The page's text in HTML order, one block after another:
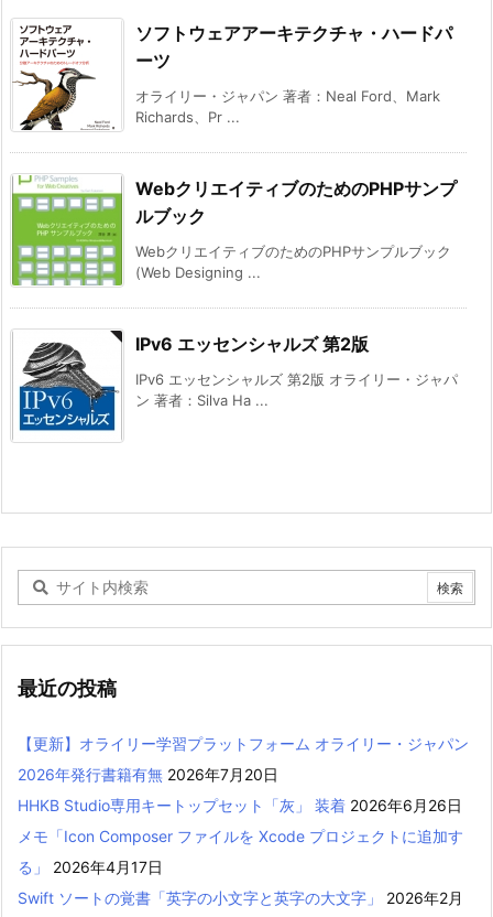
ソフトウェアアーキテクチャ・ハードパ
ーツ
オライリー・ジャパン 著者：Neal Ford、Mark
Richards、Pr ...
WebクリエイティブのためのPHPサンプ
ルブック
WebクリエイティブのためのPHPサンプルブック
(Web Designing ...
IPv6 エッセンシャルズ 第2版
IPv6 エッセンシャルズ 第2版 オライリー・ジャパ
ン 著者：Silva Ha ...
最近の投稿
【更新】オライリー学習プラットフォーム オライリー・ジャパン
2026年発行書籍有無 2026年7月20日
HHKB Studio専用キートップセット「灰」 装着 2026年6月26日
メモ「Icon Composer ファイルを Xcode プロジェクトに追加す
る」
2026年4月17日
Swift ソートの覚書「英字の小文字と英字の大文字」
2026年2月